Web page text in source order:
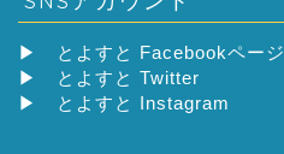
▶
とよすと Facebookページ
▶
とよすと Twitter
▶
とよすと Instagram